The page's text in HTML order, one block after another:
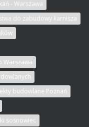
- Warszawa
do zabudowy karnisza
Warszawa
budowlane Poznań
sosnowiec